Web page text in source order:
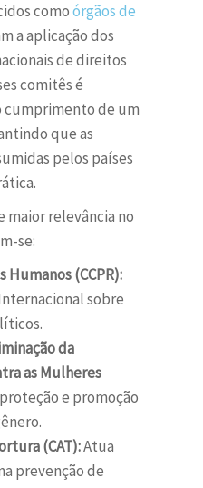
comoórgãos de
a aplicação dos
de direitos
comitês é
cumprimento de um
que as
pelos países
maior relevância no
se:
(CCPR):
sobre
da
as Mulheres
e promoção
(CAT):Atua
prevenção de